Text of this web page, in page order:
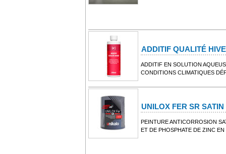
ADDITIF QUALITÉ
ADDITIF EN SOLUTION
CONDITIONS CLIMATIQUES
UNILOX FER SR SATIN
PEINTURE ANTICORROSION
ET DE PHOSPHATE DE ZINC EN